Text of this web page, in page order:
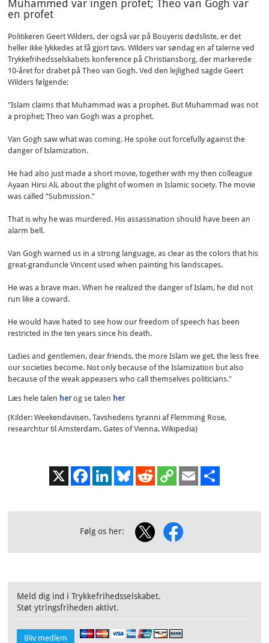
Muhammed var ingen profet; Theo van Gogh var
en profet
Politikeren Geert Wilders, der også var på Bouyeris dødsliste, er det
heller ikke lykkedes at få gjort tavs. Wilders var søndag en af talerne ved
Trykkefrihedsselskabets konference på Christiansborg, der markerede
10-året for drabet på Theo van Gogh. Ved den lejlighed sagde Geert
Wilders følgende:
"Islam claims that Muhammad was a prophet. But Muhammad was not
a prophet; Theo van Gogh was a prophet.
Van Gogh saw what was coming. He spoke out forcefully against the
danger of Islamization.
He had also just made a short movie, together with my then colleague
Ayaan Hirsi Ali, about the plight of women in Islamic society. The movie
was called “Submission.”
That is why he was murdered. His assassination should have been an
alarm bell.
Van Gogh warned us in a strong language, as clear as the colors that his
great-granduncle Vincent used when painting his landscapes.
He was a brave man. When he realized the danger of Islam, he did not
run like a coward.
He would have hated to see how our freedom of speech has been
restricted in the ten years since his death.
Ladies and gentlemen, dear friends, the more Islam we get, the less free
our societies become. Not only because of the Islamization but also
because of the weak appeasers who call themselves politicians."
Læs hele talen herog se talen her
(Kilder: Weekendavisen, Tavshedens tyranni af Flemming Rose,
researchtur til Amsterdam, Gates of Vienna, Wikipedia)
FacebookLinkedInBluesky Reddit
Copy
Link
Email
Følg os her:
Meld dig ind i Trykkefrihedsselskabet.
Støt ytringsfriheden aktivt.
Bliv medlem